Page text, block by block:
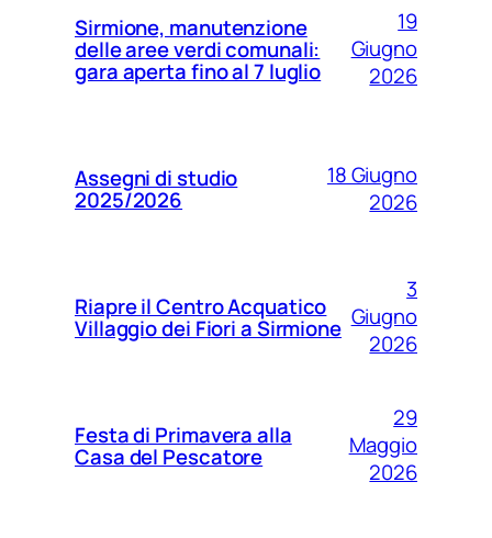
Sirmione, manutenzione
delle aree verdi comunali:
gara aperta fino al 7 luglio
19
Giugno
2026
Assegni di studio
2025/2026
18 Giugno
2026
Riapre il Centro Acquatico
Villaggio dei Fiori a Sirmione
3
Giugno
2026
Festa di Primavera alla
Casa del Pescatore
29
Maggio
2026